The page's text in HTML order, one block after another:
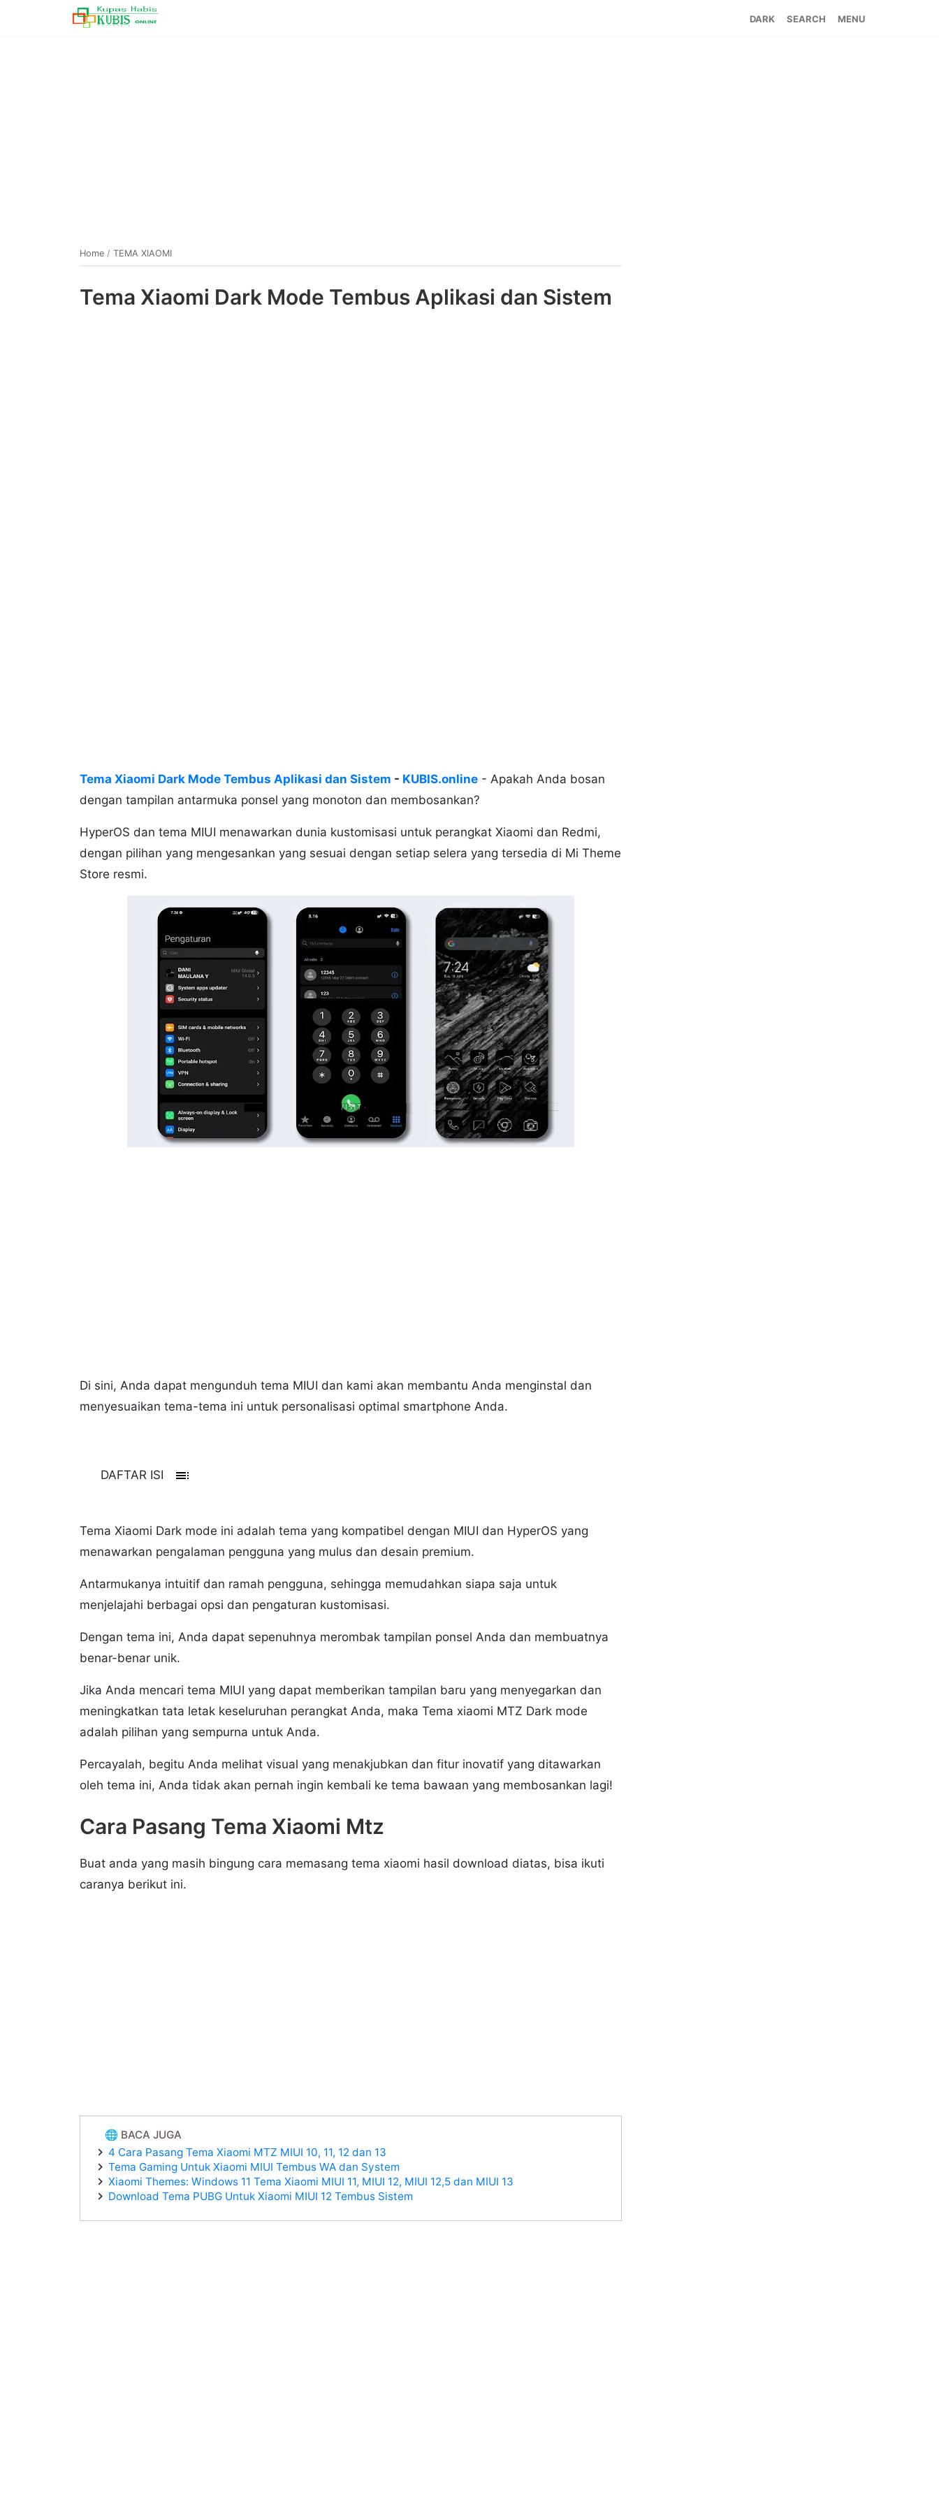
SEARCH MENU
Home / TEMA XIAOMI
Tema Xiaomi Dark Mode Tembus Aplikasi dan Sistem
Tema Xiaomi Dark Mode Tembus Aplikasi dan Sistem - KUBIS.online - Apakah Anda bosan
dengan tampilan antarmuka ponsel yang monoton dan membosankan?
HyperOS dan tema MIUI menawarkan dunia kustomisasi untuk perangkat Xiaomi dan Redmi,
dengan pilihan yang mengesankan yang sesuai dengan setiap selera yang tersedia di Mi Theme
Store resmi.
Di sini, Anda dapat mengunduh tema MIUI dan kami akan membantu Anda menginstal dan
menyesuaikan tema-tema ini untuk personalisasi optimal smartphone Anda.
DAFTAR ISI toc
Tema Xiaomi Dark mode ini adalah tema yang kompatibel dengan MIUI dan HyperOS yang
menawarkan pengalaman pengguna yang mulus dan desain premium.
Antarmukanya intuitif dan ramah pengguna, sehingga memudahkan siapa saja untuk
menjelajahi berbagai opsi dan pengaturan kustomisasi.
Dengan tema ini, Anda dapat sepenuhnya merombak tampilan ponsel Anda dan membuatnya
benar-benar unik.
Jika Anda mencari tema MIUI yang dapat memberikan tampilan baru yang menyegarkan dan
meningkatkan tata letak keseluruhan perangkat Anda, maka Tema xiaomi MTZ Dark mode
adalah pilihan yang sempurna untuk Anda.
Percayalah, begitu Anda melihat visual yang menakjubkan dan fitur inovatif yang ditawarkan
oleh tema ini, Anda tidak akan pernah ingin kembali ke tema bawaan yang membosankan lagi!
Cara Pasang Tema Xiaomi Mtz
Buat anda yang masih bingung cara memasang tema xiaomi hasil download diatas, bisa ikuti
caranya berikut ini.
🌐 BACA JUGA
4 Cara Pasang Tema Xiaomi MTZ MIUI 10, 11, 12 dan 13
Tema Gaming Untuk Xiaomi MIUI Tembus WA dan System
Xiaomi Themes: Windows 11 Tema Xiaomi MIUI 11, MIUI 12, MIUI 12,5 dan MIUI 13
Download Tema PUBG Untuk Xiaomi MIUI 12 Tembus Sistem